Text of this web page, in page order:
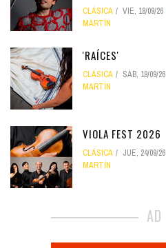
CLÁSICA VIE, 18/09/26
MARTÍN
'RAÍCES'
CLÁSICA SÁB, 19/09/26
MARTÍN
VIOLA FEST 2026
CLÁSICA JUE, 24/09/26
MARTÍN
AD